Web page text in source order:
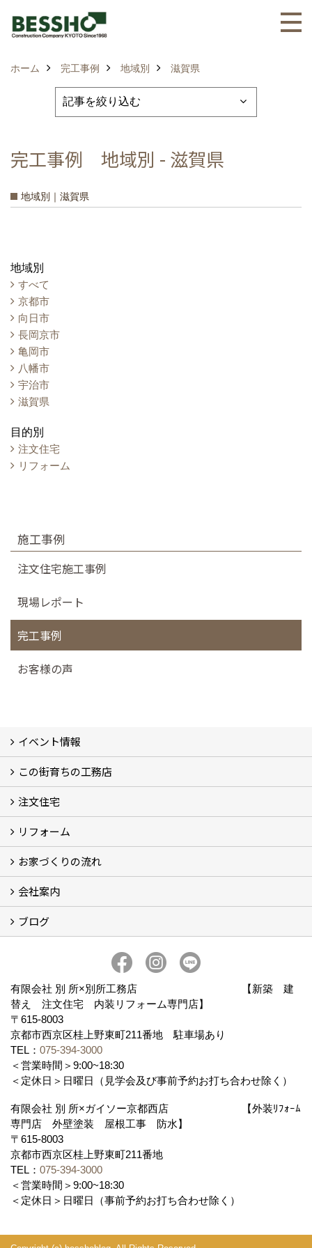
ホーム 完工事例 地域別 滋賀県
完工事例 地域別 - 滋賀県
地域別｜滋賀県
地域別
すべて
京都市
向日市
長岡京市
亀岡市
八幡市
宇治市
滋賀県
目的別
注文住宅
リフォーム
施工事例
注文住宅施工事例
現場レポート
完工事例
お客様の声
イベント情報
イベント予告
イベント報告
この街育ちの工務店
別所工務店の想い (2)
別所工務店の5つのこだわり 性能・構造・設計
家づくりで悩んでいませんか？
注文住宅
注文住宅施工事例
性能・構造・設計
現場レポート
リフォーム
リフォーム施工事例
現場レポート
お客様の声
お家づくりの流れ
お家づくりの流れ
京都の土地の探し方
会社案内
会社概要
アクセス
スタッフ紹介
スタッフブログ
ブログ
有限会社 別 所×別所工務店 【新築 建
替え 注文住宅 内装リフォーム専門店】
〒615-8003
京都市西京区桂上野東町211番地 駐車場あり
TEL： 075-394-3000
＜営業時間＞9:00~18:30
＜定休日＞日曜日（見学会及び事前予約お打ち合わせ除く）
有限会社 別 所×ガイソー京都西店 【外装ﾘﾌｫｰﾑ
専門店 外壁塗装 屋根工事 防水】
〒615-8003
京都市西京区桂上野東町211番地
TEL： 075-394-3000
＜営業時間＞9:00~18:30
＜定休日＞日曜日（事前予約お打ち合わせ除く）